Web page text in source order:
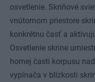
osvetlenie. Skriňové
vnútornom priestore
konkrétnu časť a
Osvetlenie skrine
hornej časti korpusu
vypínača v blízkosti